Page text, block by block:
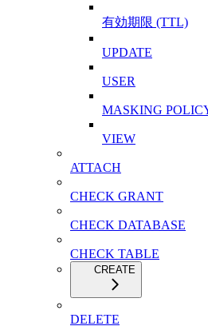
有効期限 (TTL)
UPDATE
USER
MASKING
VIEW
ATTACH
CHECK GRANT
CHECK DATABASE
CHECK TABLE
CREATE
DELETE